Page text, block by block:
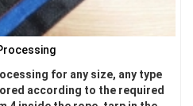
CHIM
for any size, any type
according to the required